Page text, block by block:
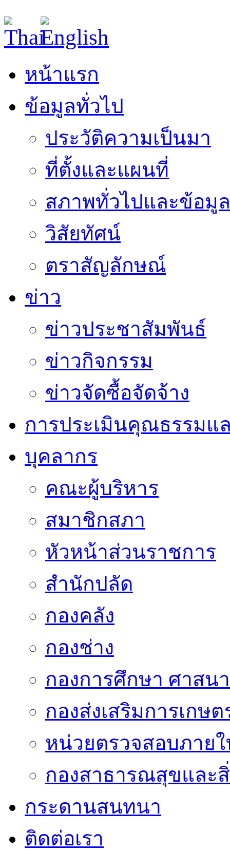
หน้าแรก
ข้อมูลทั่วไป
ประวัติความเป็นมา
ที่ตั้งและแผนที่
สภาพทั่วไปและข้อมู
วิสัยทัศน์
ตราสัญลักษณ์
ข่าว
ข่าวประชาสัมพันธ์
ข่าวกิจกรรม
ข่าวจัดซื้อจัดจ้าง
การประเมินคุณธรรมแ
บุคลากร
คณะผู้บริหาร
สมาชิกสภา
หัวหน้าส่วนราชการ
สำนักปลัด
กองคลัง
กองช่าง
กองการศึกษา ศาสน
กองส่งเสริมการเกษต
หน่วยตรวจสอบภาย
กองสาธารณสุขและ
กระดานสนทนา
ติดต่อเรา